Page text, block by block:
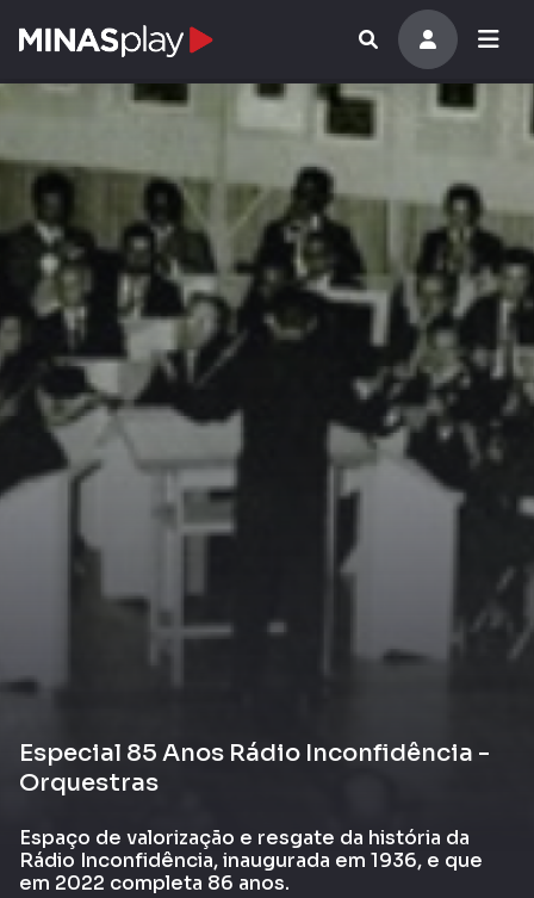
Especial 85 Anos Rádio Inconfidência -
Orquestras
Espaço de valorização e resgate da história da
Rádio Inconfidência, inaugurada em 1936, e que
em 2022 completa 86 anos.